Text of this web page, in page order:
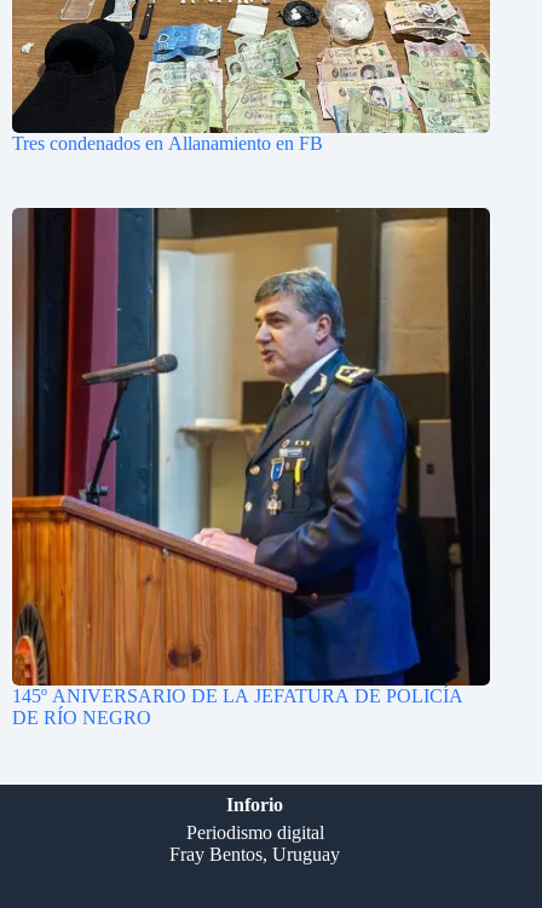
Tres condenados en Allanamiento en FB
145º ANIVERSARIO DE LA JEFATURA DE POLICÍA
DE RÍO NEGRO
Inforio
Periodismo digital
Fray Bentos, Uruguay